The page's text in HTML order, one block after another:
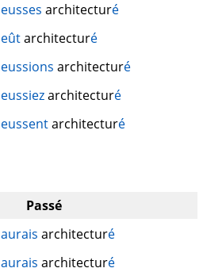
eusses architecturé
eûtarchitecturé
eussions architecturé
eussiezarchitecturé
eussentarchitecturé
Passé
aurais architecturé
aurais architecturé